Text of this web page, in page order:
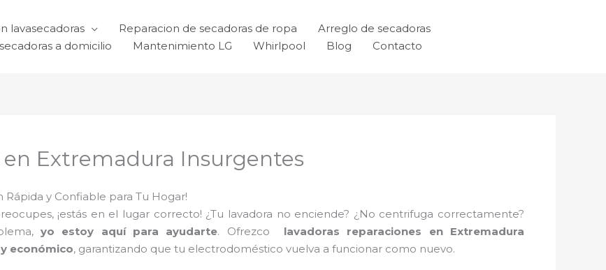
lavasecadoras Reparacion de secadoras de ropa
Arreglo de secadoras
a domicilio
Mantenimiento LG Whirlpool Blog Contacto
en Extremadura Insurgentes
Rápida y Confiable para Tu Hogar!
¡estás en el lugar correcto! ¿Tu lavadora no enciende? ¿No centrifuga correctamente?
yo estoy aquí para ayudarte. Ofrezco
lavadoras reparaciones en Extremadura
económico, garantizando que tu electrodoméstico vuelva a funcionar como nuevo.